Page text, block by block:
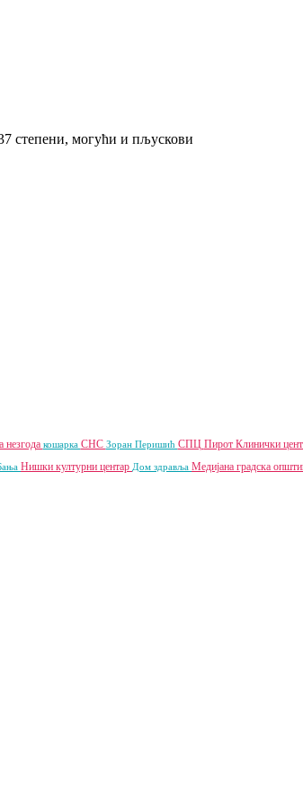
незгода кошарка СНС Зоран Перишић СПЦ Пирот Клинички
Нишки културни центар Дом здравља Медијана градска